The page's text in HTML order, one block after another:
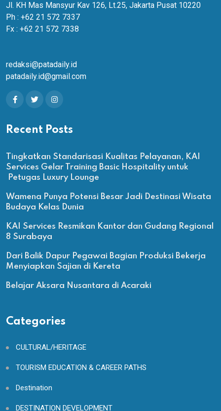
Jl. KH Mas Mansyur Kav 126, Lt.25, Jakarta Pusat 10220
Ph : +62 21 572 7337
Fx : +62 21 572 7338
redaksi@patadaily.id
patadaily.id@gmail.com
Recent Posts
Tingkatkan Standarisasi Kualitas Pelayanan, KAI
Services Gelar Training Basic Hospitality untuk
Petugas Luxury Lounge
Wamena Punya Potensi Besar Jadi Destinasi Wisata
Budaya Kelas Dunia
KAI Services Resmikan Kantor dan Gudang Regional
8 Surabaya
Dari Balik Dapur Pegawai Bagian Produksi Bekerja
Menyiapkan Sajian di Kereta
Belajar Aksara Nusantara di Acaraki
Categories
CULTURAL/HERITAGE
TOURISM EDUCATION & CAREER PATHS
Destination
DESTINATION DEVELOPMENT